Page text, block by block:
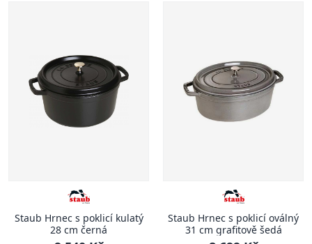
Staub Hrnec s poklicí kulatý
28 cm černá
Staub Hrnec s poklicí oválný
31 cm grafitově šedá